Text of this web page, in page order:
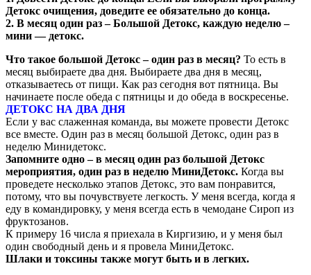
Детокс очищения, доведите ее обязательно до конца.
2. В месяц один раз – Большой Детокс, каждую неделю –
мини — детокс.
Что такое большой Детокс – один раз в месяц? То есть в
месяц выбираете два дня. Выбираете два дня в месяц,
отказываетесь от пищи. Как раз сегодня вот пятница. Вы
начинаете после обеда с пятницы и до обеда в воскресенье.
ДЕТОКС НА ДВА ДНЯ
Если у вас слаженная команда, вы можете провести Детокс
все вместе. Один раз в месяц большой Детокс, один раз в
неделю Минидетокс.
Запомните одно – в месяц один раз большой Детокс
мероприятия, один раз в неделю МиниДетокс. Когда вы
проведете несколько этапов Детокс, это вам понравится,
потому, что вы почувствуете легкость. У меня всегда, когда я
еду в командировку, у меня всегда есть в чемодане Сироп из
фруктозанов.
К примеру 16 числа я приехала в Киргизию, и у меня был
один свободный день и я провела МиниДетокс.
Шлаки и токсины также могут быть и в легких.